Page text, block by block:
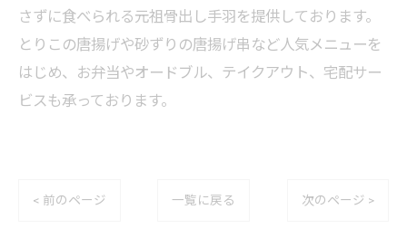
さずに食べられる元祖骨出し手羽を提供しております。
とりこの唐揚げや砂ずりの唐揚げ串など人気メニューを
はじめ、お弁当やオードブル、テイクアウト、宅配サー
ビスも承っております。
< 前のページ 一覧に戻る 次のページ >